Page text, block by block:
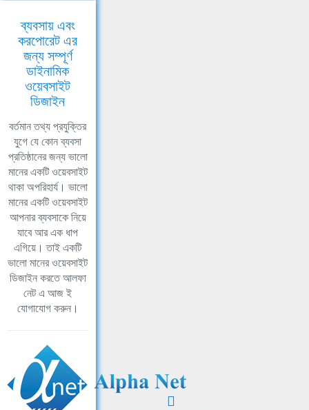
ব্যবসায় এবং
করপোরেট এর
জন্য সম্পূর্ণ
ডাইনামিক
ওয়েবসাইট
ডিজাইন
বর্তমান তথ্য প্রযুক্তির
যুগে যে কোন ব্যবসা
প্রতিষ্ঠানের জন্য ভালো
মানের একটি ওয়েবসাইট
থাকা অপরিহার্য। ভালো
মানের একটি ওয়েবসাইট
আপনার ব্যবসাকে নিয়ে
যাবে আর এক ধাপ
এগিয়ে। তাই একটি
ভালো মানের ওয়েবসাইট
ডিজাইন করতে আলফা
নেট এ আজ ই
যোগাযোগ করুন।